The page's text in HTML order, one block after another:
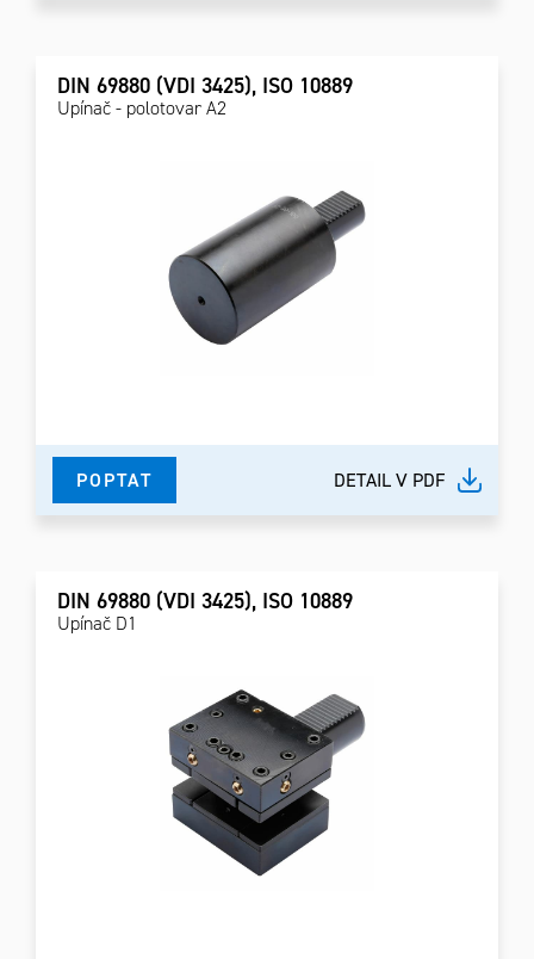
DIN 69880 (VDI 3425), ISO 10889
Upínač - polotovar A2
POPTAT DETAIL V PDF
DIN 69880 (VDI 3425), ISO 10889
Upínač D1